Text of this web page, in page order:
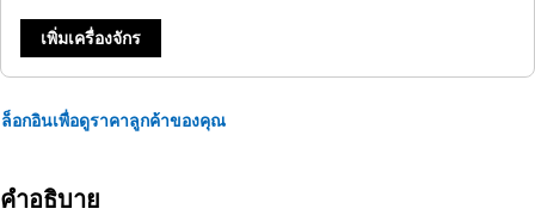
เพิ่มเครื่องจักร
ล็อกอินเพื่อดูราคาลูกค้าของคุณ
คำอธิบาย